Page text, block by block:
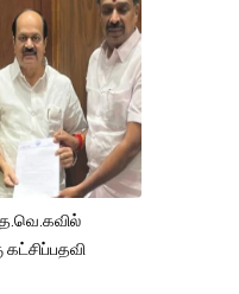
த.வெ.கவில்